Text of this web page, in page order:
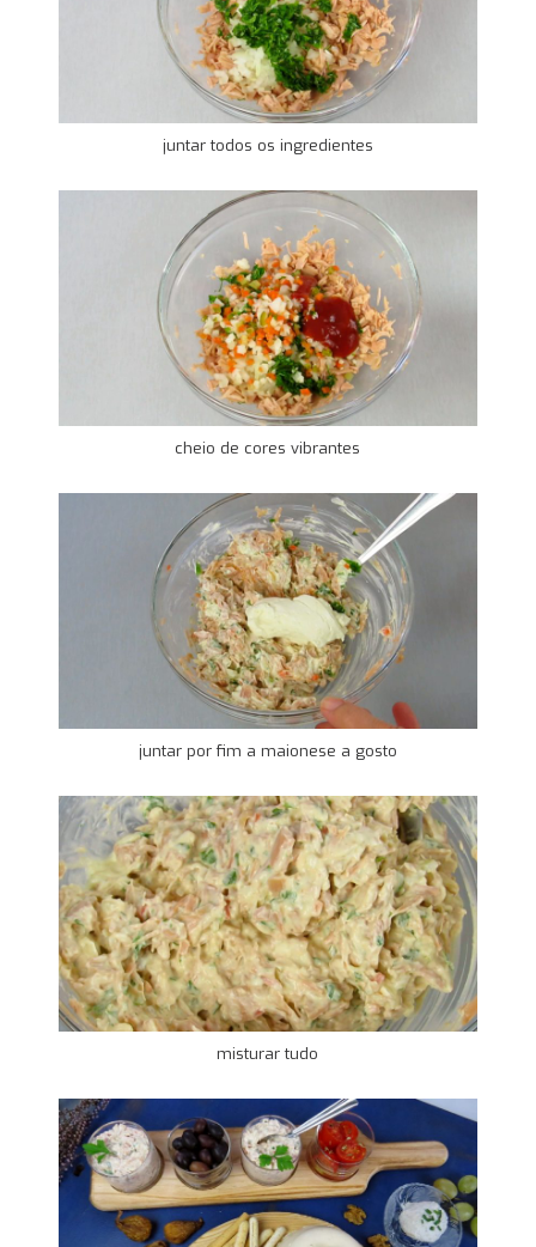
juntar todos os ingredientes
cheio de cores vibrantes
juntar por fim a maionese a gosto
misturar tudo